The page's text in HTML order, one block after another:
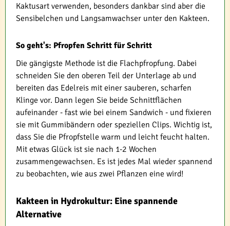
Kaktusart verwenden, besonders dankbar sind aber die
Sensibelchen und Langsamwachser unter den Kakteen.
So geht's: Pfropfen Schritt für Schritt
Die gängigste Methode ist die Flachpfropfung. Dabei
schneiden Sie den oberen Teil der Unterlage ab und
bereiten das Edelreis mit einer sauberen, scharfen
Klinge vor. Dann legen Sie beide Schnittflächen
aufeinander - fast wie bei einem Sandwich - und fixieren
sie mit Gummibändern oder speziellen Clips. Wichtig ist,
dass Sie die Pfropfstelle warm und leicht feucht halten.
Mit etwas Glück ist sie nach 1-2 Wochen
zusammengewachsen. Es ist jedes Mal wieder spannend
zu beobachten, wie aus zwei Pflanzen eine wird!
Kakteen in Hydrokultur: Eine spannende
Alternative